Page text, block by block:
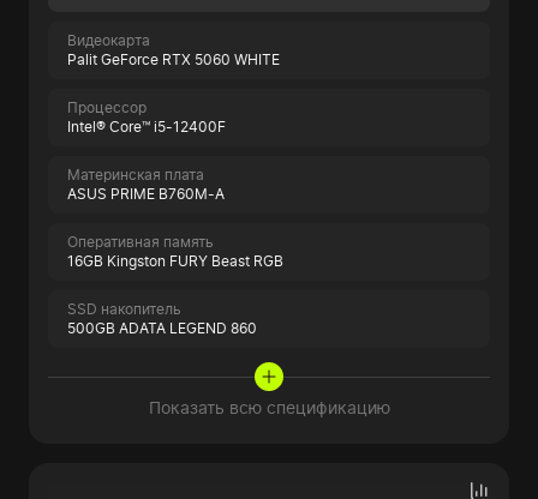
Видеокарта
Palit GeForce RTX 5060 WHITE
Процессор
Intel® Core™ i5-12400F
Материнская плата
ASUS PRIME B760M-A
Оперативная память
16GB Kingston FURY Beast RGB
SSD накопитель
500GB ADATA LEGEND 860
Показать всю спецификацию